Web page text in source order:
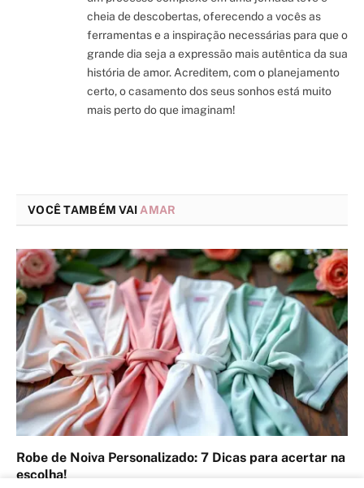
cheia de descobertas, oferecendo a vocês as
ferramentas e a inspiração necessárias para que o
grande dia seja a expressão mais autêntica da sua
história de amor. Acreditem, com o planejamento
certo, o casamento dos seus sonhos está muito
mais perto do que imaginam!
VOCÊ TAMBÉM VAI AMAR
Robe de Noiva Personalizado: 7 Dicas para acertar na
escolha!